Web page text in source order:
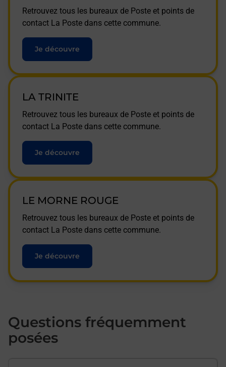
Retrouvez tous les bureaux de Poste et points de
contact La Poste dans cette commune.
Je découvre
LA TRINITE
Retrouvez tous les bureaux de Poste et points de
contact La Poste dans cette commune.
Je découvre
LE MORNE ROUGE
Retrouvez tous les bureaux de Poste et points de
contact La Poste dans cette commune.
Je découvre
Questions fréquemment
posées